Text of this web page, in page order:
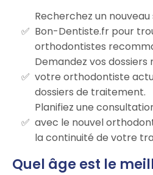
Recherchez un
Bon-Dentiste.fr pour
orthodontistes
Demandez vos
votre orthodontiste
dossiers de traitement.
Planifiez une
avec le nouvel
la continuité de votre
Quel âge est le